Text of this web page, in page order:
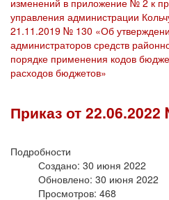
изменений в приложение № 2 к
управления администрации
21.11.2019 № 130 «Об
администраторов средств
порядке применения кодов
расходов бюджетов»
Приказ от
Подробности
Создано: 30 июня 2022
Обновлено: 30 июня 2022
Просмотров: 468